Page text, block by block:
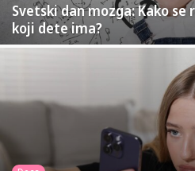
Svetski dan mozga: Kako
koji dete ima?